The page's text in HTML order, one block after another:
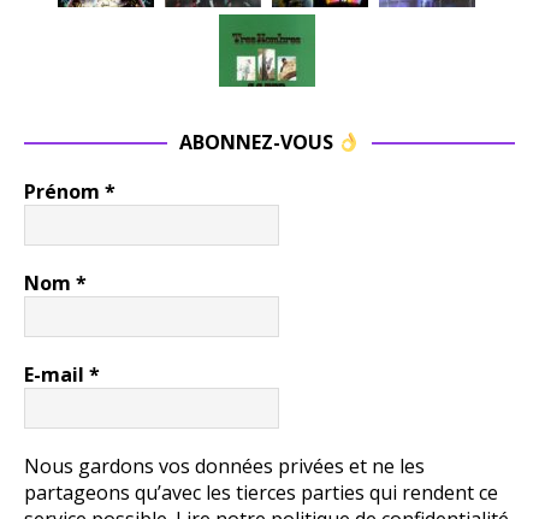
ABONNEZ-VOUS
Prénom *
Nom *
E-mail *
Nous gardons vos données privées et ne les
partageons qu’avec les tierces parties qui rendent ce